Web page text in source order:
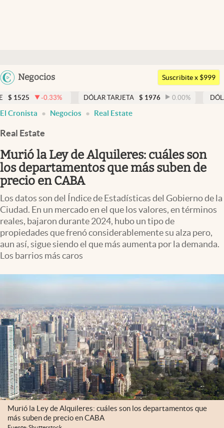
Argentina
Uruguay
Negocios
Members
Economía y Política
Finanzas y Mercados
Mercados Online
Negocios
Columnistas
Apertura
Infotechnology
Clase
Eventos Corporativos
El Cronista Studio
Mediakit
abre en nueva pestaña
Argentina
Suscribite x $999
-0.33% DÓLAR TARJETA $ 1976 0.00% DÓLAR MEP $
El Cronista Negocios Real Estate
Real Estate
Murió la Ley de Alquileres: cuáles son
los departamentos que más suben de
precio en CABA
Los datos son del Índice de Estadísticas del Gobierno de la
Ciudad. En un mercado en el que los valores, en términos
reales, bajaron durante 2024, hubo un tipo de
propiedades que frenó considerablemente su alza pero,
aun así, sigue siendo el que más aumenta por la demanda.
Los barrios más caros
Murió la Ley de Alquileres: cuáles son los departamentos que
más suben de precio en CABA